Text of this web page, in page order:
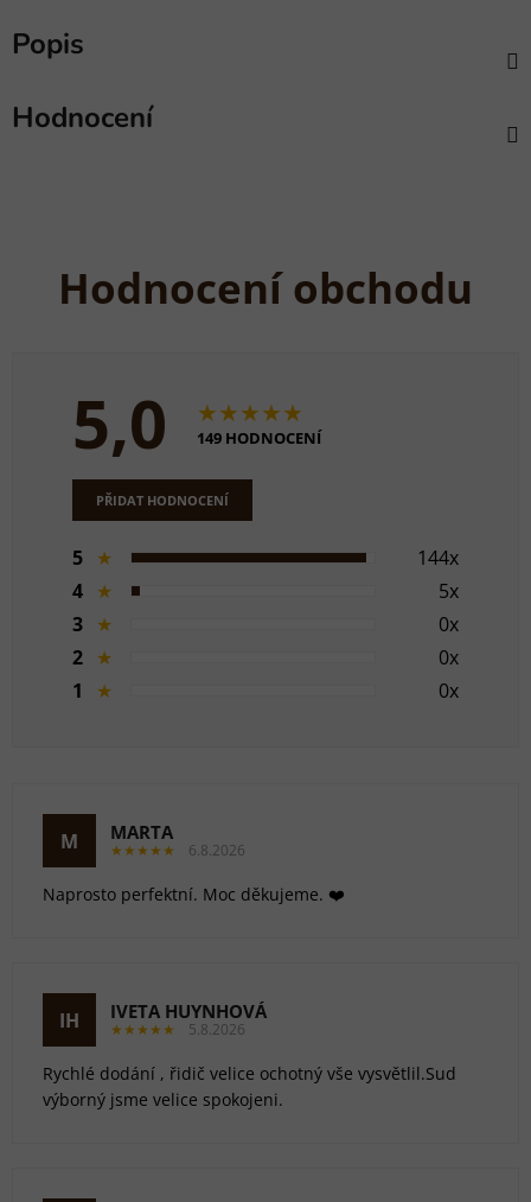
Popis
Hodnocení
Hodnocení obchodu
5,0 ★★★★★
149 HODNOCENÍ
PŘIDAT HODNOCENÍ
5 ★
144x
4 ★
5x
3 ★
0x
2 ★
0x
1
★ 0x
M MARTA
★★★★★ 6.8.2026
Naprosto perfektní. Moc děkujeme. ❤️
IH IVETA HUYNHOVÁ
★★★★★ 5.8.2026
Rychlé dodání , řidič velice ochotný vše vysvětlil.Sud
výborný jsme velice spokojeni.